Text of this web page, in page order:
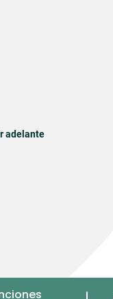
adelante